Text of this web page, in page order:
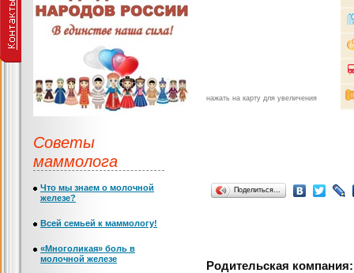
нажать на карту для увеличения
Поделиться…
Родительская компания:
Советы
маммолога
Что мы знаем о молочной
железе?
Всей семьей к маммологу!
«Многоликая» боль в
молочной железе